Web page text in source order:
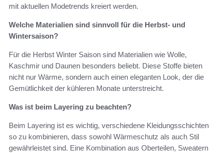
mit aktuellen Modetrends kreiert werden.
Welche Materialien sind sinnvoll für die Herbst- und
Wintersaison?
Für die Herbst Winter Saison sind Materialien wie Wolle,
Kaschmir und Daunen besonders beliebt. Diese Stoffe bieten
nicht nur Wärme, sondern auch einen eleganten Look, der die
Gemütlichkeit der kühleren Monate unterstreicht.
Was ist beim Layering zu beachten?
Beim Layering ist es wichtig, verschiedene Kleidungsschichten
so zu kombinieren, dass sowohl Wärmeschutz als auch Stil
gewährleistet sind. Eine Kombination aus Oberteilen, Sweatern